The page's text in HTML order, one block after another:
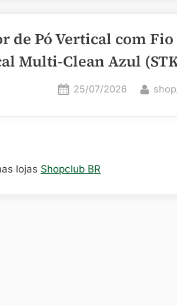
de Pó Vertical com
Multi-Clean Azul
Posted
25/07/2026 By
lojas Shopclub BR